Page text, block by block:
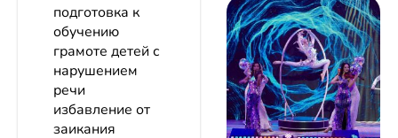
подготовка к
обучению
грамоте детей с
нарушением
речи
избавление от
заикания